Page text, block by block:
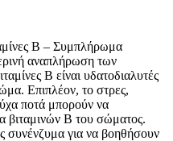
Β – Συμπλήρωμα
αναπλήρωση των
Β είναι υδατοδιαλυτές
Επιπλέον, το στρες,
ποτά μπορούν να
βιταμινών Β του σώματος.
συνένζυμα για να βοηθήσουν